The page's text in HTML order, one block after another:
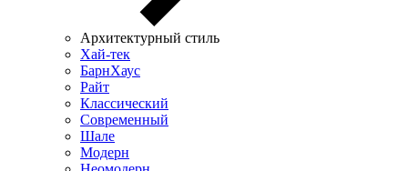
Архитектурный стиль
Хай-тек
БарнХаус
Райт
Классический
Современный
Шале
Модерн